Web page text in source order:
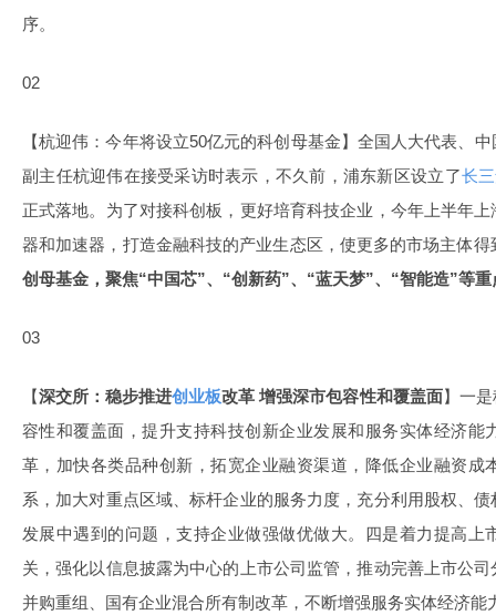
序。
02
【杭迎伟：今年将设立50亿元的科创母基金】全国人大代表、
副主任杭迎伟在接受采访时表示，不久前，浦东新区设立了长
正式落地。为了对接科创板，更好培育科技企业，今年上半年
器和加速器，打造金融科技的产业生态区，使更多的市场主体得
创母基金，聚焦“中国芯”、“创新药”、“蓝天梦”、“智能造”等重
03
【深交所：稳步推进创业板改革 增强深市包容性和覆盖面】一
容性和覆盖面，提升支持科技创新企业发展和服务实体经济能
革，加快各类品种创新，拓宽企业融资渠道，降低企业融资成
系，加大对重点区域、标杆企业的服务力度，充分利用股权、
发展中遇到的问题，支持企业做强做优做大。四是着力提高上
关，强化以信息披露为中心的上市公司监管，推动完善上市公
并购重组、国有企业混合所有制改革，不断增强服务实体经济能